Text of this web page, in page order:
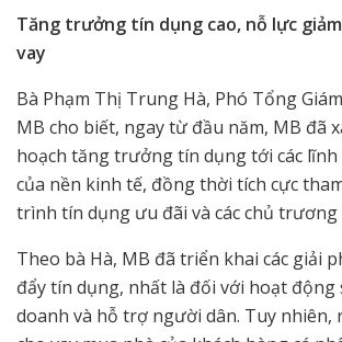
Tăng trưởng tín dụng cao, nỗ lực
vay
Bà Phạm Thị Trung Hà, Phó Tổng
MB cho biết, ngay từ đầu năm, MB đã
hoạch tăng trưởng tín dụng tới các
của nền kinh tế, đồng thời tích cực
trình tín dụng ưu đãi và các chủ
Theo bà Hà, MB đã triển khai các giải
đẩy tín dụng, nhất là đối với hoạt động
doanh và hỗ trợ người dân. Tuy nhiên,